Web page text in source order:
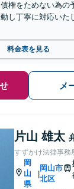
権をためない為の
し丁寧に対応いた
料金表を見る
メ
片山 雄太
すずかけ法律事務
岡
山
県
|
岡山市
北区